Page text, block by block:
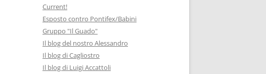
Current!
Esposto contro Pontifex/Babini
Gruppo "Il Guado"
Il blog del nostro Alessandro
Il blog di Cagliostro
Il blog di Luigi Accattoli